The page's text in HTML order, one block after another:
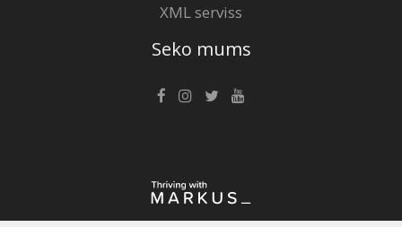
XML serviss
Seko mums